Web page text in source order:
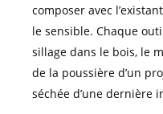
composer avec
le sensible. Chaque
sillage dans le bois, le
de la poussière d’un
séchée d’une dernière